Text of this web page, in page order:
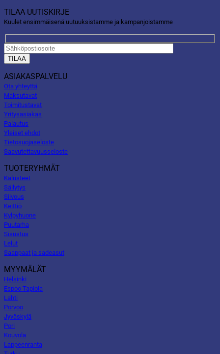
TILAA UUTISKIRJE
Kuulet ensimmäisenä uutuuksistamme ja kampanjoistamme
ASIAKASPALVELU
Ota yhteyttä
Maksutavat
Toimitustavat
Yritysasiakas
Palautus
Yleiset ehdot
Tietosuojaseloste
Saavutettavuusseloste
TUOTERYHMÄT
Kalusteet
Säilytys
Siivous
Keittiö
Kylpyhuone
Puutarha
Sisustus
Lelut
Saappaat ja sadeasut
MYYMÄLÄT
Helsinki
Espoo Tapiola
Lahti
Porvoo
Jyväskylä
Pori
Kouvola
Lappeenranta